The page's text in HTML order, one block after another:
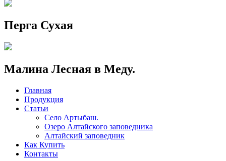
Перга Сухая
Малина Лесная в Меду.
Главная
Продукция
Статьи
Село Артыбаш.
Озеро Алтайского заповедника
Алтайский заповедник
Как Купить
Контакты